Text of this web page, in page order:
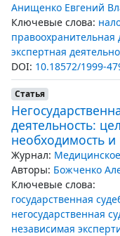
Анищенко Евгений
Ключевые слова:
правоохранительная
экспертная
DOI: 10.18572/1999-
Статья
деятельность:
необходимость и
Журнал:
Авторы: Божченко
Ключевые слова:
государственная
негосударственная
независимая